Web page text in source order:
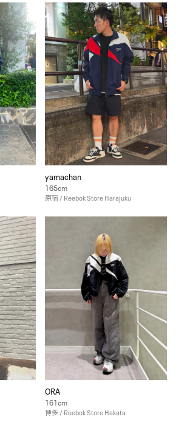
yamachan
165cm
原宿 / Reebok Store Harajuku
ORA
161cm
博多 / Reebok Store Hakata